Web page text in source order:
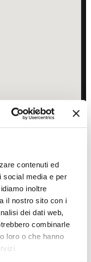
contenuti ed
social media e per
inoltre
il nostro sito con i
dei dati web,
combinarle
loro o che hanno
Minimize map
kayak, vela, diving,